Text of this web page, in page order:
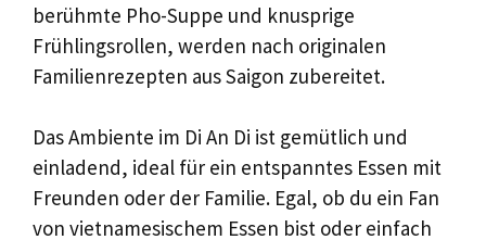
berühmte Pho-Suppe und knusprige
Frühlingsrollen, werden nach originalen
Familienrezepten aus Saigon zubereitet.
Das Ambiente im Di An Di ist gemütlich und
einladend, ideal für ein entspanntes Essen mit
Freunden oder der Familie. Egal, ob du ein Fan
von vietnamesischem Essen bist oder einfach